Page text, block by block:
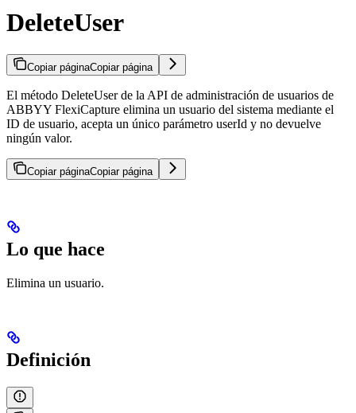
DeleteUser
Copiar páginaCopiar página
El método DeleteUser de la API de administración de usuarios de
ABBYY FlexiCapture elimina un usuario del sistema mediante el
ID de usuario, acepta un único parámetro userId y no devuelve
ningún valor.
Copiar páginaCopiar página
Lo que hace
Elimina un usuario.
Definición